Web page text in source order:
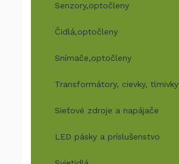
Senzory,optočleny
Čidlá,optočleny
Snímače,optočleny
Transformátory, cievky, tlmivky
Sieťové zdroje a napájače
LED pásky a príslušenstvo